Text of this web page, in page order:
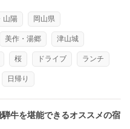
山陽 岡山県
美作・湯郷 津山城
桜 ドライブ ランチ
日帰り
牛を堪能できるオススメの宿